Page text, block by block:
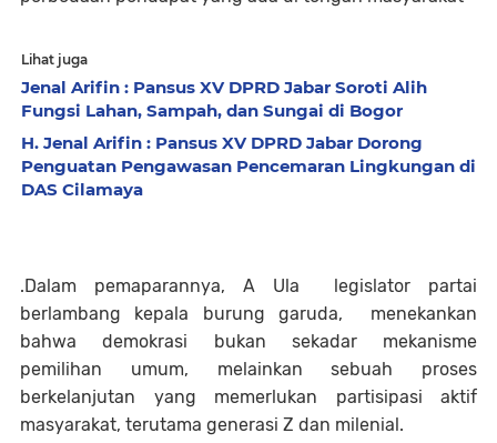
Lihat juga
Jenal Arifin : Pansus XV DPRD Jabar Soroti Alih
Fungsi Lahan, Sampah, dan Sungai di Bogor
H. Jenal Arifin : Pansus XV DPRD Jabar Dorong
Penguatan Pengawasan Pencemaran Lingkungan di
DAS Cilamaya
.Dalam pemaparannya, A Ula legislator partai
berlambang kepala burung garuda, menekankan
bahwa demokrasi bukan sekadar mekanisme
pemilihan umum, melainkan sebuah proses
berkelanjutan yang memerlukan partisipasi aktif
masyarakat, terutama generasi Z dan milenial.